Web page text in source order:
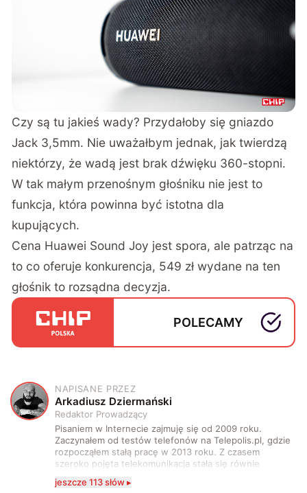
Czy są tu jakieś wady? Przydałoby się gniazdo
Jack 3,5mm. Nie uważałbym jednak, jak twierdzą
niektórzy, że wadą jest brak dźwięku 360-stopni.
W tak małym przenośnym głośniku nie jest to
funkcja, która powinna być istotna dla
kupujących.
Cena Huawei Sound Joy jest spora, ale patrząc na
to co oferuje konkurencja, 549 zł wydane na ten
głośnik to rozsądna decyzja.
POLECAMY
A
NAPISANE PRZEZ
Arkadiusz Dziermański
Redaktor Prowadzący
Pisaniem w Internecie zajmuję się od 2009 roku.
Zaczynałem od testów telefonów na Telepolis.pl, gdzie
rozpocząłem stałą pracę w 2013 roku. Z czasem
szeroko pojęta telekomunikacja stała się równie
że do urządzeń mobilnych dołączył też inny sprzęt
jeszcze 113 słów ▸